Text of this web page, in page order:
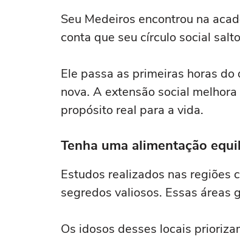
Seu Medeiros encontrou na
conta que seu círculo social
Ele passa as primeiras horas
nova. A extensão social
propósito real para a vida.
Tenha uma alimentação
Estudos realizados nas regiões
segredos valiosos. Essas áreas
Os idosos desses locais